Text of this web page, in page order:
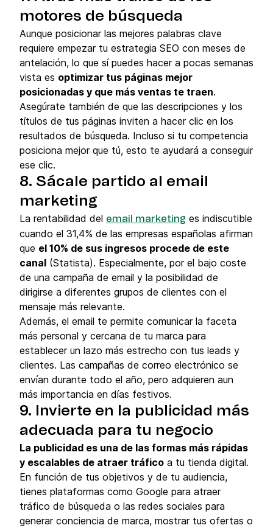
motores de búsqueda
Aunque posicionar las mejores palabras clave
requiere empezar tu estrategia SEO con meses de
antelación, lo que sí puedes hacer a pocas semanas
vista es optimizar tus páginas mejor
posicionadas y que más ventas te traen.
Asegúrate también de que las descripciones y los
títulos de tus páginas inviten a hacer clic en los
resultados de búsqueda. Incluso si tu competencia
posiciona mejor que tú, esto te ayudará a conseguir
ese clic.
8. Sácale partido al email
marketing
La rentabilidad del email marketing es indiscutible
cuando el 31,4% de las empresas españolas afirman
que el 10% de sus ingresos procede de este
canal (Statista). Especialmente, por el bajo coste
de una campaña de email y la posibilidad de
dirigirse a diferentes grupos de clientes con el
mensaje más relevante.
Además, el email te permite comunicar la faceta
más personal y cercana de tu marca para
establecer un lazo más estrecho con tus leads y
clientes. Las campañas de correo electrónico se
envían durante todo el año, pero adquieren aun
más importancia en días festivos.
9. Invierte en la publicidad más
adecuada para tu negocio
La publicidad es una de las formas más rápidas
y escalables de atraer tráfico a tu tienda digital.
En función de tus objetivos y de tu audiencia,
tienes plataformas como Google para atraer
tráfico de búsqueda o las redes sociales para
generar conciencia de marca, mostrar tus ofertas o